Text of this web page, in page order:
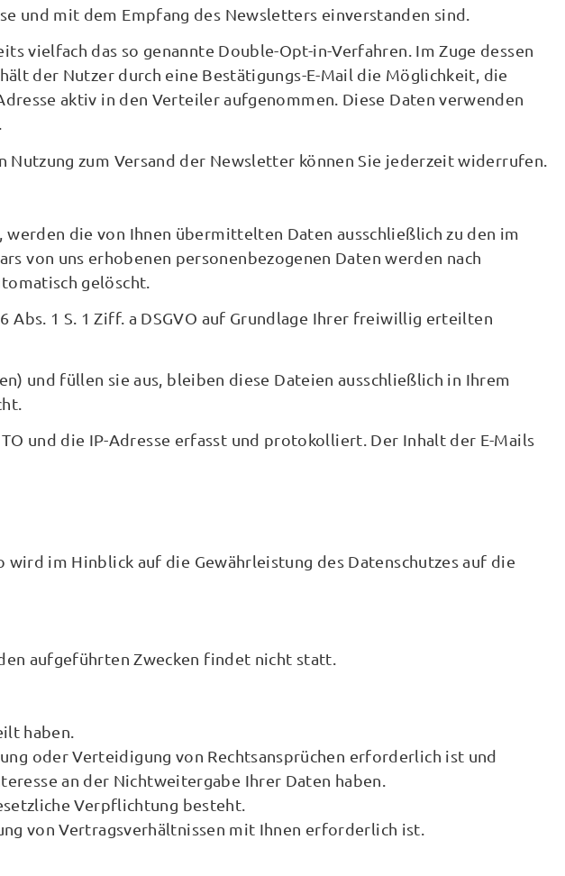
und mit dem Empfang des Newsletters einverstanden sind.
vielfach das so genannte Double-Opt-in-Verfahren. Im Zuge dessen
der Nutzer durch eine Bestätigungs-E-Mail die Möglichkeit, die
aktiv in den Verteiler aufgenommen. Diese Daten verwenden
zum Versand der Newsletter können Sie jederzeit widerrufen.
die von Ihnen übermittelten Daten ausschließlich zu den im
von uns erhobenen personenbezogenen Daten werden nach
gelöscht.
1 S. 1 Ziff. a DSGVO auf Grundlage Ihrer freiwillig erteilten
und füllen sie aus, bleiben diese Dateien ausschließlich in Ihrem
und die IP-Adresse erfasst und protokolliert. Der Inhalt der E-Mails
im Hinblick auf die Gewährleistung des Datenschutzes auf die
aufgeführten Zwecken findet nicht statt.
haben.
oder Verteidigung von Rechtsansprüchen erforderlich ist und
an der Nichtweitergabe Ihrer Daten haben.
Verpflichtung besteht.
von Vertragsverhältnissen mit Ihnen erforderlich ist.